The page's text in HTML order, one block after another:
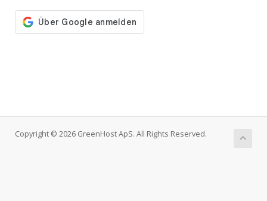
Copyright © 2026 GreenHost ApS. All Rights Reserved.